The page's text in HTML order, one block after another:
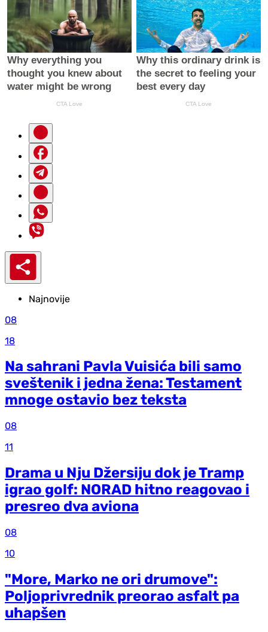
Najnovije
08
18
Na sahrani Pavla Vuisića bili samo
sveštenik i jedna žena: Testament
mnoge ostavio bez teksta
08
11
Drama u Nju Džersiju dok je Tramp
igrao golf: NORAD hitno reagovao i
presreo dva aviona
08
10
"More, Marko ne ori drumove":
Poljoprivrednik preorao asfalt pa
uhapšen